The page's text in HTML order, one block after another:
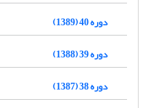
دوره 40 (1389)
دوره 39 (1388)
دوره 38 (1387)